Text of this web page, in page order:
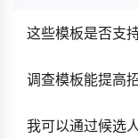
这些模板是否支
调查模板能提高
我可以通过候选